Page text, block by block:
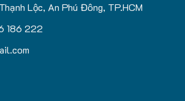
Lộc, An Phú Đông, TP.HCM
186 222